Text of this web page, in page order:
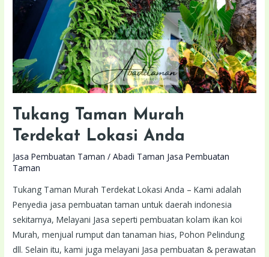
Tukang Taman Murah
Terdekat Lokasi Anda
Jasa Pembuatan Taman /Abadi Taman Jasa Pembuatan
Taman
Tukang Taman Murah Terdekat Lokasi Anda – Kami adalah
Penyedia jasa pembuatan taman untuk daerah indonesia
sekitarnya, Melayani Jasa seperti pembuatan kolam ikan koi
Murah, menjual rumput dan tanaman hias, Pohon Pelindung
dll. Selain itu, kami juga melayani Jasa pembuatan & perawatan